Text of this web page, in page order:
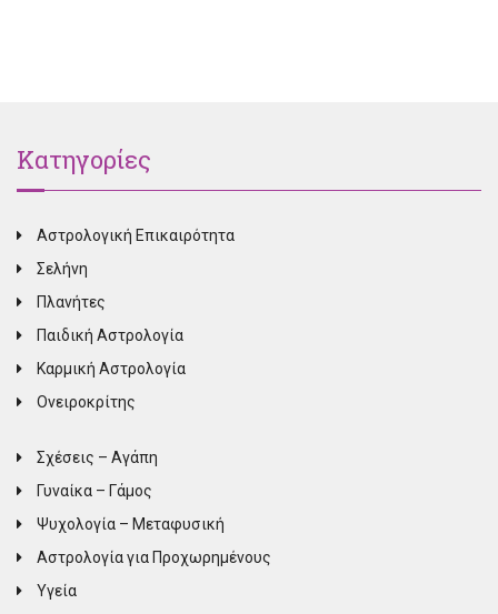
Κατηγορίες
Αστρολογική Επικαιρότητα
Σελήνη
Πλανήτες
Παιδική Αστρολογία
Καρμική Αστρολογία
Ονειροκρίτης
Σχέσεις – Αγάπη
Γυναίκα – Γάμος
Ψυχολογία – Μεταφυσική
Αστρολογία για Προχωρημένους
Υγεία